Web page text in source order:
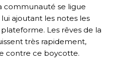
communauté se ligue
ajoutant les notes les
Les rêves de la
très rapidement,
contre ce boycotte.